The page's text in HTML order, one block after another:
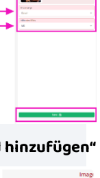
hinzufügen“